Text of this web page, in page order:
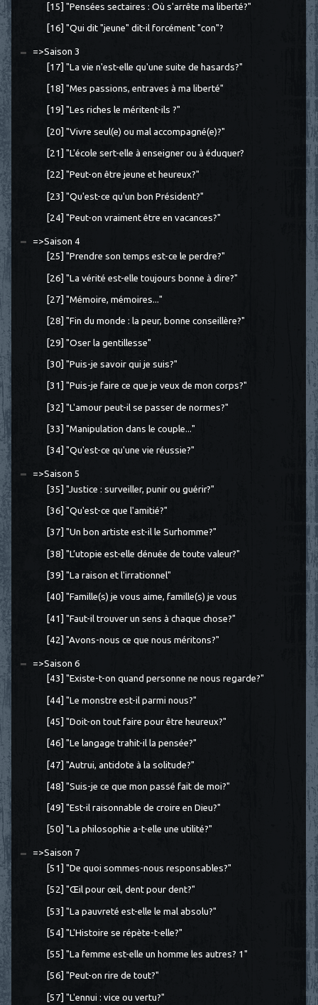
[15] "Pensées sectaires : Où s'arrête ma liberté?"
[16] "Qui dit "jeune" dit-il forcément "con"?
=>Saison 3
[17] "La vie n'est-elle qu'une suite de hasards?"
[18] "Mes passions, entraves à ma liberté"
[19] "Les riches le méritent-ils ?"
[20] "Vivre seul(e) ou mal accompagné(e)?"
[21] "L'école sert-elle à enseigner ou à éduquer?
[22] "Peut-on être jeune et heureux?"
[23] "Qu'est-ce qu'un bon Président?"
[24] "Peut-on vraiment être en vacances?"
=>Saison 4
[25] "Prendre son temps est-ce le perdre?"
[26] "La vérité est-elle toujours bonne à dire?"
[27] "Mémoire, mémoires..."
[28] "Fin du monde : la peur, bonne conseillère?"
[29] "Oser la gentillesse"
[30] "Puis-je savoir qui je suis?"
[31] "Puis-je faire ce que je veux de mon corps?"
[32] "L'amour peut-il se passer de normes?"
[33] "Manipulation dans le couple..."
[34] "Qu'est-ce qu'une vie réussie?"
=>Saison 5
[35] "Justice : surveiller, punir ou guérir?"
[36] "Qu'est-ce que l'amitié?"
[37] "Un bon artiste est-il le Surhomme?"
[38] "L’utopie est-elle dénuée de toute valeur?"
[39] "La raison et l'irrationnel"
[40] "Famille(s) je vous aime, famille(s) je vous
[41] "Faut-il trouver un sens à chaque chose?"
[42] "Avons-nous ce que nous méritons?"
=>Saison 6
[43] "Existe-t-on quand personne ne nous regarde?"
[44] "Le monstre est-il parmi nous?"
[45] "Doit-on tout faire pour être heureux?"
[46] "Le langage trahit-il la pensée?"
[47] "Autrui, antidote à la solitude?"
[48] "Suis-je ce que mon passé fait de moi?"
[49] "Est-il raisonnable de croire en Dieu?"
[50] "La philosophie a-t-elle une utilité?"
=>Saison 7
[51] "De quoi sommes-nous responsables?"
[52] "Œil pour œil, dent pour dent?"
[53] "La pauvreté est-elle le mal absolu?"
[54] "L'Histoire se répète-t-elle?"
[55] "La femme est-elle un homme les autres? 1"
[56] "Peut-on rire de tout?"
[57] "L'ennui : vice ou vertu?"